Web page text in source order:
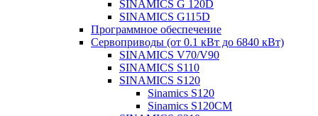
SINAMICS G 120D
SINAMICS G115D
Программное обеспечение
Сервоприводы (от 0.1 кВт до 6840 кВт)
SINAMICS V70/V90
SINAMICS S110
SINAMICS S120
Sinamics S120
Sinamics S120CM